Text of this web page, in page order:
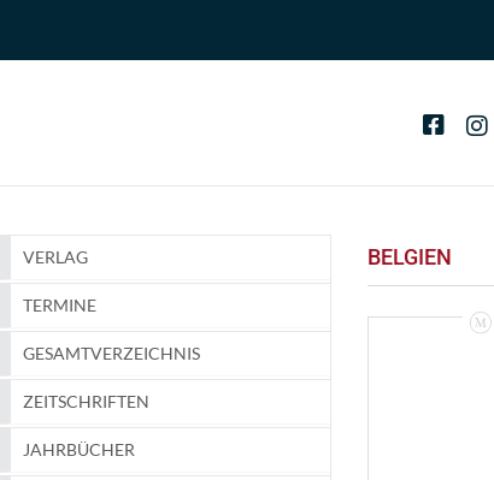
VERLAG
TERMINE
GESAMTVERZEICHNIS
ZEITSCHRIFTEN
JAHRBÜCHER
BELGIEN